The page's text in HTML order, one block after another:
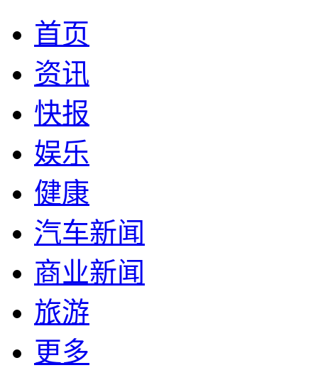
首页
资讯
快报
娱乐
健康
汽车新闻
商业新闻
旅游
更多